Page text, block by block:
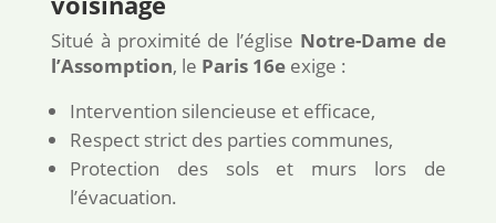
Situé à proximité de l’église Notre-Dame de
l’Assomption, le Paris 16eexige :
Intervention silencieuse et efficace,
Respect strict des parties communes,
Protection des sols et murs lors de
l’évacuation.